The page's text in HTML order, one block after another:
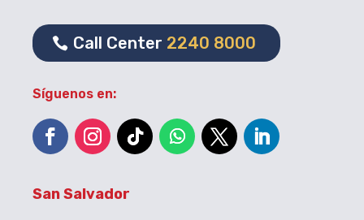
Call Center 2240 8000
Síguenos en:
San Salvador